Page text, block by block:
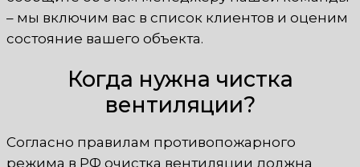
– мы включим вас в список клиентов и оценим
состояние вашего объекта.
Когда нужна чистка
вентиляции?
Согласно правилам противопожарного
режима в РФ очистка вентиляции должна